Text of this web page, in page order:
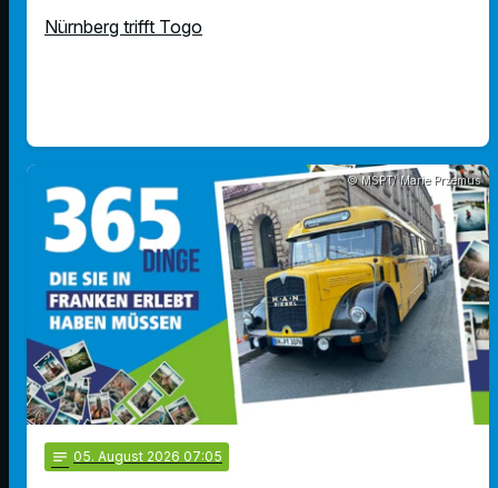
Nürnberg trifft Togo
© MSPT/ Marie Przemus
notes 05. August 2026 07:05